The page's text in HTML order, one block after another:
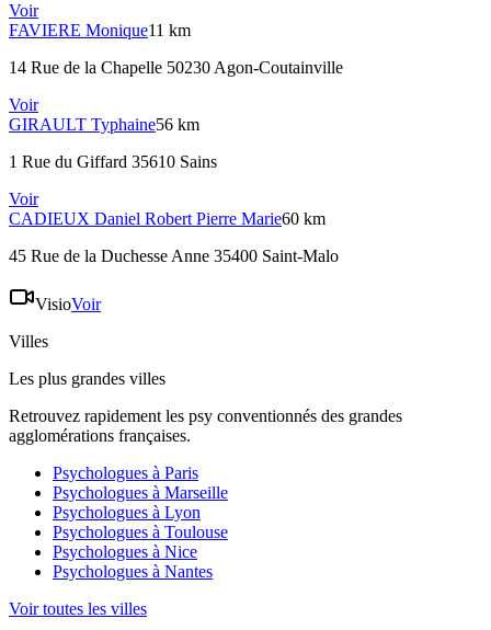
Voir
FAVIERE Monique11 km
14 Rue de la Chapelle 50230 Agon-Coutainville
Voir
GIRAULT Typhaine56 km
1 Rue du Giffard 35610 Sains
Voir
CADIEUX Daniel Robert Pierre Marie60 km
45 Rue de la Duchesse Anne 35400 Saint-Malo
VisioVoir
Villes
Les plus grandes villes
Retrouvez rapidement les psy conventionnés des grandes
agglomérations françaises.
Psychologues à Paris
Psychologues à Marseille
Psychologues à Lyon
Psychologues à Toulouse
Psychologues à Nice
Psychologues à Nantes
Voir toutes les villes